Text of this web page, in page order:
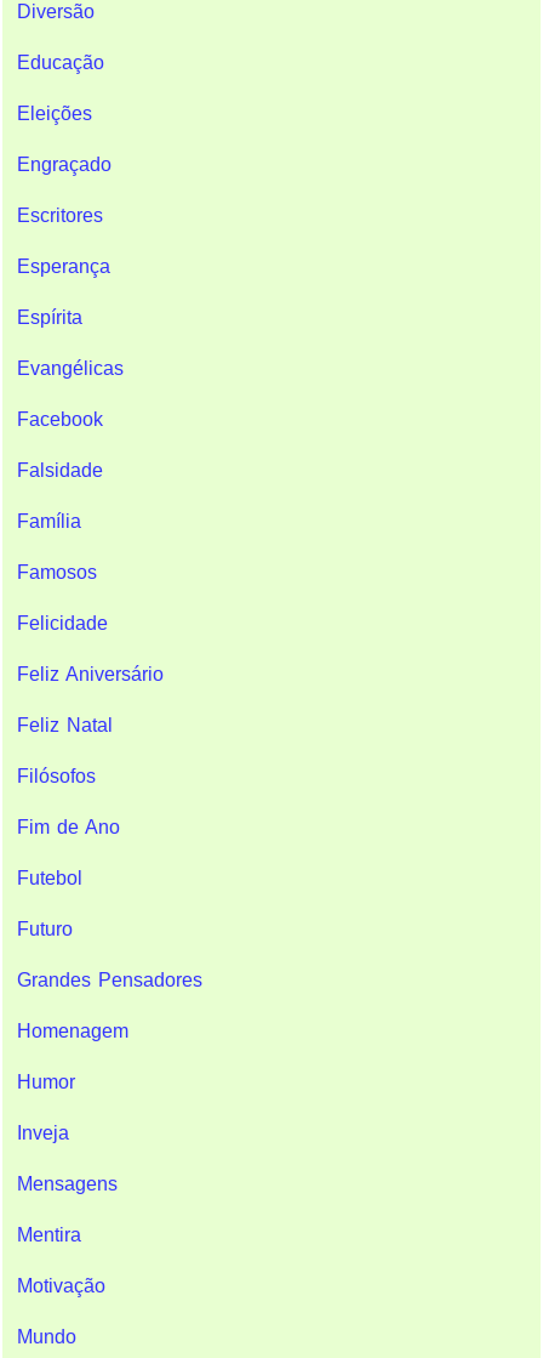
Diversão
Educação
Eleições
Engraçado
Escritores
Esperança
Espírita
Evangélicas
Facebook
Falsidade
Família
Famosos
Felicidade
Feliz Aniversário
Feliz Natal
Filósofos
Fim de Ano
Futebol
Futuro
Grandes Pensadores
Homenagem
Humor
Inveja
Mensagens
Mentira
Motivação
Mundo